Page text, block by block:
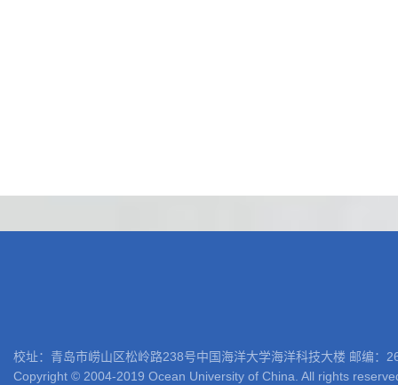
校址：青岛市崂山区松岭路238号中国海洋大学海洋科技大楼 邮编
Copyright © 2004-2019 Ocean University of China. All rights